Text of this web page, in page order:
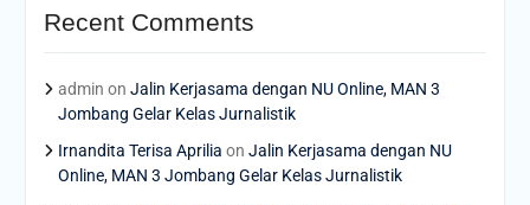
Recent Comments
admin on Jalin Kerjasama dengan NU Online, MAN 3
Jombang Gelar Kelas Jurnalistik
Irnandita Terisa Aprilia on Jalin Kerjasama dengan NU
Online, MAN 3 Jombang Gelar Kelas Jurnalistik